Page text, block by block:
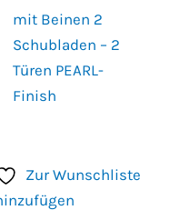
mit Beinen 2
Schubladen – 2
Türen PEARL-
Finish
Zur Wunschliste